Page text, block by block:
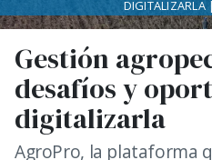
Gestión
desafíos y
digitalizarla
AgroPro, la plataforma
DIGITALIZARLA